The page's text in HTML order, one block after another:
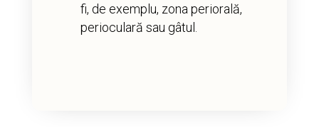
fi, de exemplu, zona periorală,
perioculară sau gâtul.